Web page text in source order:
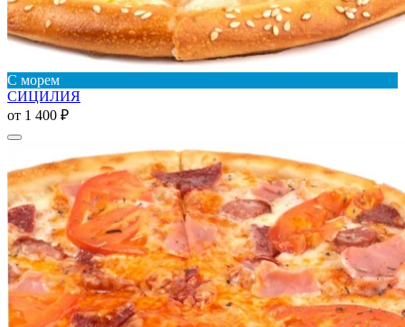
С морем
СИЦИЛИЯ
от 1 400 ₽